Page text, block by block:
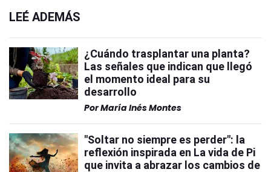
LEÉ ADEMÁS
¿Cuándo trasplantar una planta?
Las señales que indican que llegó
el momento ideal para su
desarrollo
PorMaría Inés Montes
"Soltar no siempre es perder": la
reflexión inspirada en La vida de Pi
que invita a abrazar los cambios de